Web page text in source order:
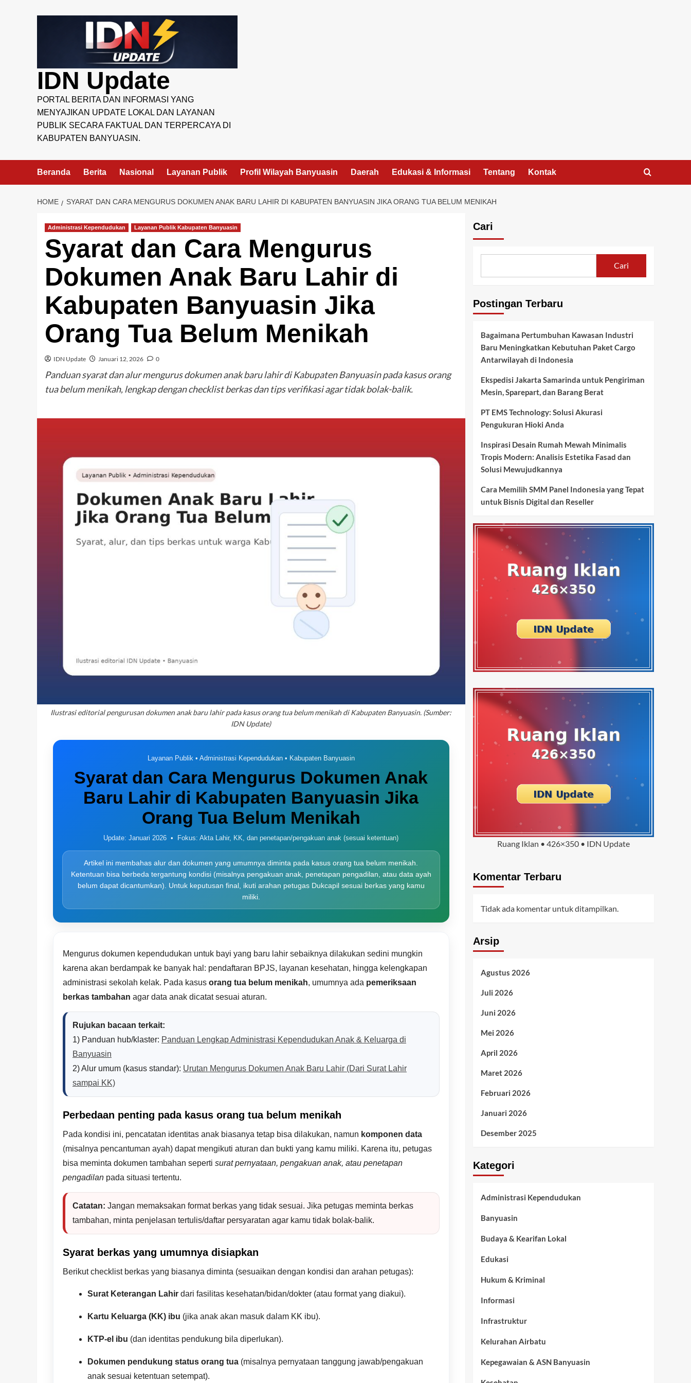
IDN Update
PORTAL BERITA DAN INFORMASI YANG
MENYAJIKAN UPDATE LOKAL DAN LAYANAN
PUBLIK SECARA FAKTUAL DAN TERPERCAYA DI
KABUPATEN BANYUASIN.
Beranda Berita Nasional Layanan Publik Profil Wilayah Banyuasin Daerah Edukasi & Informasi Tentang Kontak
HOME SYARAT DAN CARA MENGURUS DOKUMEN ANAK BARU LAHIR DI KABUPATEN BANYUASIN JIKA ORANG TUA BELUM MENIKAH
Administrasi Kependudukan Layanan Publik Kabupaten Banyuasin
Syarat dan Cara Mengurus
Dokumen Anak Baru Lahir di
Kabupaten Banyuasin Jika
Orang Tua Belum Menikah
IDN Update Januari 12, 2026 0
Panduan syarat dan alur mengurus dokumen anak baru lahir di Kabupaten Banyuasin pada kasus orang
tua belum menikah, lengkap dengan checklist berkas dan tips verifikasi agar tidak bolak-balik.
Ilustrasi editorial pengurusan dokumen anak baru lahir pada kasus orang tua belum menikah di Kabupaten Banyuasin. (Sumber:
IDN Update)
Layanan Publik • Administrasi Kependudukan • Kabupaten Banyuasin
Syarat dan Cara Mengurus Dokumen Anak
Baru Lahir di Kabupaten Banyuasin Jika
Orang Tua Belum Menikah
Update: Januari 2026 • Fokus: Akta Lahir, KK, dan penetapan/pengakuan anak (sesuai ketentuan)
Artikel ini membahas alur dan dokumen yang umumnya diminta pada kasus orang tua belum menikah.
Ketentuan bisa berbeda tergantung kondisi (misalnya pengakuan anak, penetapan pengadilan, atau data ayah
belum dapat dicantumkan). Untuk keputusan final, ikuti arahan petugas Dukcapil sesuai berkas yang kamu
miliki.
Mengurus dokumen kependudukan untuk bayi yang baru lahir sebaiknya dilakukan sedini mungkin
karena akan berdampak ke banyak hal: pendaftaran BPJS, layanan kesehatan, hingga kelengkapan
administrasi sekolah kelak. Pada kasus orang tua belum menikah, umumnya ada pemeriksaan
berkas tambahan agar data anak dicatat sesuai aturan.
Rujukan bacaan terkait:
1) Panduan hub/klaster: Panduan Lengkap Administrasi Kependudukan Anak & Keluarga di
Banyuasin
2) Alur umum (kasus standar): Urutan Mengurus Dokumen Anak Baru Lahir (Dari Surat Lahir
sampai KK)
Perbedaan penting pada kasus orang tua belum menikah
Pada kondisi ini, pencatatan identitas anak biasanya tetap bisa dilakukan, namun komponen data
(misalnya pencantuman ayah) dapat mengikuti aturan dan bukti yang kamu miliki. Karena itu, petugas
bisa meminta dokumen tambahan seperti surat pernyataan, pengakuan anak, atau penetapan
pengadilan pada situasi tertentu.
Catatan: Jangan memaksakan format berkas yang tidak sesuai. Jika petugas meminta berkas
tambahan, minta penjelasan tertulis/daftar persyaratan agar kamu tidak bolak-balik.
Syarat berkas yang umumnya disiapkan
Berikut checklist berkas yang biasanya diminta (sesuaikan dengan kondisi dan arahan petugas):
Surat Keterangan Lahir dari fasilitas kesehatan/bidan/dokter (atau format yang diakui).
Kartu Keluarga (KK) ibu (jika anak akan masuk dalam KK ibu).
KTP-el ibu (dan identitas pendukung bila diperlukan).
Dokumen pendukung status orang tua (misalnya pernyataan tanggung jawab/pengakuan
anak sesuai ketentuan setempat).
Cari
Cari
Postingan Terbaru
Bagaimana Pertumbuhan Kawasan Industri
Baru Meningkatkan Kebutuhan Paket Cargo
Antarwilayah di Indonesia
Ekspedisi Jakarta Samarinda untuk Pengiriman
Mesin, Sparepart, dan Barang Berat
PT EMS Technology: Solusi Akurasi
Pengukuran Hioki Anda
Inspirasi Desain Rumah Mewah Minimalis
Tropis Modern: Analisis Estetika Fasad dan
Solusi Mewujudkannya
Cara Memilih SMM Panel Indonesia yang Tepat
untuk Bisnis Digital dan Reseller
Ruang Iklan • 426×350 • IDN Update
Komentar Terbaru
Tidak ada komentar untuk ditampilkan.
Arsip
Agustus 2026
Juli 2026
Juni 2026
Mei 2026
April 2026
Maret 2026
Februari 2026
Januari 2026
Desember 2025
Kategori
Administrasi Kependudukan
Banyuasin
Budaya & Kearifan Lokal
Edukasi
Hukum & Kriminal
Informasi
Infrastruktur
Kelurahan Airbatu
Kepegawaian & ASN Banyuasin